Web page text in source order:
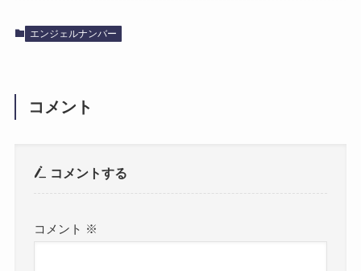
エンジェルナンバー
コメント
コメントする
コメント ※